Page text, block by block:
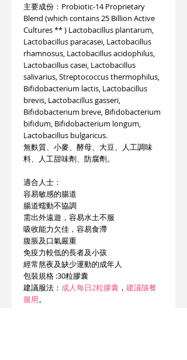
主要成份：Probiotic-14 Proprietary
Blend (which contains 25 Billion Active
Cultures ** ) Lactobacillus plantarum,
Lactobacillus paracasei, Lactobacillus
rhamnosus, Lactobacillus acidophilus,
Lactobacillus casei, Lactobacillus
salivarius, Streptococcus thermophilus,
Bifidobacterium lactis, Lactobacillus
brevis, Lactobacillus gasseri,
Bifidobacterium breve, Bifidobacterium
bifidum, Bifidobacterium longum,
Lactobacillus bulgaricus.
無麩質、小麥、酵母、大豆、人工調味
料、人工甜味劑、防腐劑。
適合人士：
容易敏感的腸道
腸道蠕動不協調
需出外遠遊，容易水土不服
吸收能力欠佳，容易食滯
腹脹及口氣嚴重
免疫力較低的長者及小孩
經常熬夜及缺少運動的成年人
包裝規格 :30粒膠囊
建議服法： 成人每日2粒膠囊 ， 建議隨餐
服用。